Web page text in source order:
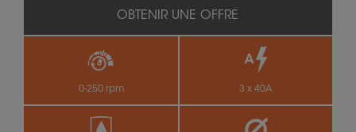
0-250 rpm 3 x 40A
OBTENIR UNE OFFRE